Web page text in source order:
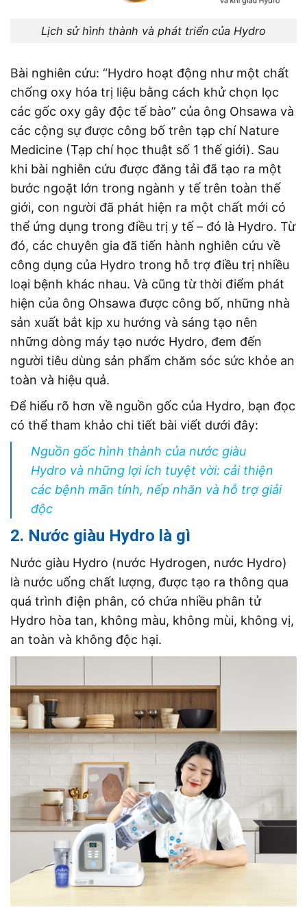
Lịch sử hình thành và phát triển của Hydro
Bài nghiên cứu: “Hydro hoạt động như một chất
chống oxy hóa trị liệu bằng cách khử chọn lọc
các gốc oxy gây độc tế bào” của ông Ohsawa và
các cộng sự được công bố trên tạp chí Nature
Medicine (Tạp chí học thuật số 1 thế giới). Sau
khi bài nghiên cứu được đăng tải đã tạo ra một
bước ngoặt lớn trong ngành y tế trên toàn thế
giới, con người đã phát hiện ra một chất mới có
thể ứng dụng trong điều trị y tế – đó là Hydro. Từ
đó, các chuyên gia đã tiến hành nghiên cứu về
công dụng của Hydro trong hỗ trợ điều trị nhiều
loại bệnh khác nhau. Và cũng từ thời điểm phát
hiện của ông Ohsawa được công bố, những nhà
sản xuất bắt kịp xu hướng và sáng tạo nên
những dòng máy tạo nước Hydro, đem đến
người tiêu dùng sản phẩm chăm sóc sức khỏe an
toàn và hiệu quả.
Để hiểu rõ hơn về nguồn gốc của Hydro, bạn đọc
có thể tham khảo chi tiết bài viết dưới đây:
Nguồn gốc hình thành của nước giàu
Hydro và những lợi ích tuyệt vời: cải thiện
các bệnh mãn tính, nếp nhăn và hỗ trợ giải
độc
2. Nước giàu Hydro là gì
Nước giàu Hydro (nước Hydrogen, nước Hydro)
là nước uống chất lượng, được tạo ra thông qua
quá trình điện phân, có chứa nhiều phân tử
Hydro hòa tan, không màu, không mùi, không vị,
an toàn và không độc hại.